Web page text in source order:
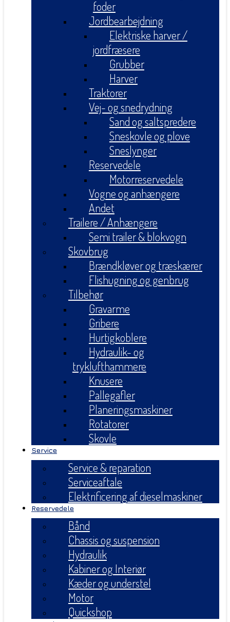
foder
Jordbearbejdning
Elektriske harver /
jordfræsere
Grubber
Harver
Traktorer
Vej- og snedrydning
Sand og saltspredere
Sneskovle og plove
Sneslynger
Reservedele
Motorreservedele
Vogne og anhængere
Andet
Trailere / Anhængere
Semi trailer & blokvogn
Skovbrug
Brændkløver og træskærer
Flishugning og genbrug
Tilbehør
Gravarme
Gribere
Hurtigkoblere
Hydraulik- og
tryklufthammere
Knusere
Pallegafler
Planeringsmaskiner
Rotatorer
Skovle
Service
Service & reparation
Serviceaftale
Elektrificering af dieselmaskiner
Reservedele
Bånd
Chassis og suspension
Hydraulik
Kabiner og Interiør
Kæder og understel
Motor
Quickshop